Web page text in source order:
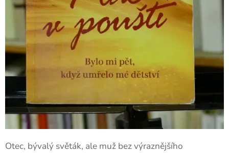
Otec, bývalý světák, ale muž bez výraznějšího